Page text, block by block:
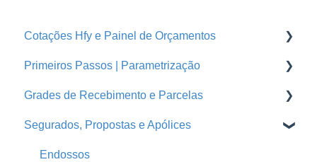
Cotações Hfy e Painel de Orçamentos
Orçamentos
Cotações Hfy
Logins Seguradoras
Primeiros Passos | Parametrização
Usuários
Corretoras
Ramos
Grades de Recebimento e Parcelas
Parcelas
Grades de Recebimento
Segurados, Propostas e Apólices
Endossos